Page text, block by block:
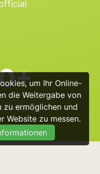
um Ihr Online-
die Weitergabe von
zu ermöglichen und
Website zu messen.